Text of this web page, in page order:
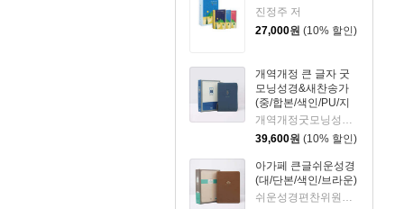
진정주 저
27,000원 (10% 할인)
개역개정 큰 글자 굿
모닝성경&새찬송가
(중/합본/색인/PU/지
퍼/잉키블루)
개역개정굿모닝성경편찬위원회 저
39,600원 (10% 할인)
아가페 큰글쉬운성경
(대/단본/색인/브라운)
쉬운성경편찬위원회 저